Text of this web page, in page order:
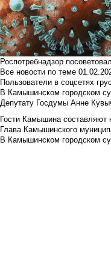
Роспотребнадзор
Все новости по теме
Пользователи в соцсетях
В Камышинском городском
Депутату Госдумы Анне
Гости Камышина составляют
Глава Камышинского
В Камышинском городском